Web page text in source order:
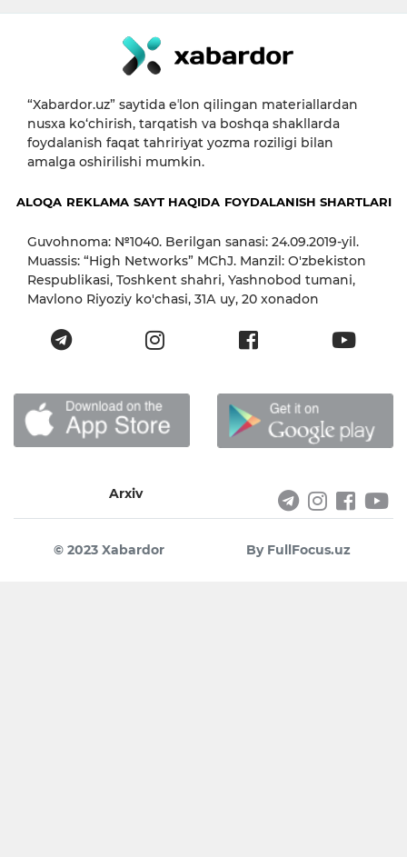
“Xabardor.uz” saytida eʼlon qilingan materiallardan
nusxa ko‘chirish, tarqatish va boshqa shakllarda
foydalanish faqat tahririyat yozma roziligi bilan
amalga oshirilishi mumkin.
ALOQA REKLAMA SAYT HAQIDA FOYDALANISH SHARTLARI
Guvohnoma: №1040. Berilgan sanasi: 24.09.2019-yil.
Muassis: “High Networks” MChJ. Manzil: O'zbekiston
Respublikasi, Toshkent shahri, Yashnobod tumani,
Mavlono Riyoziy ko'chasi, 31А uy, 20 xonadon
Arxiv
© 2023 Xabardor By FullFocus.uz